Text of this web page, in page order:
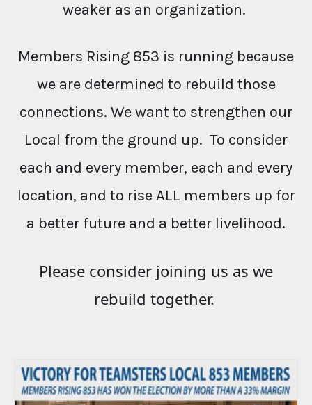
weaker as an organization.
Members Rising 853 is running because
we are determined to rebuild those
connections. We want to strengthen our
Local from the ground up. To consider
each and every member, each and every
location, and to rise ALL members up for
a better future and a better livelihood.
Please consider joining us as we
rebuild together.